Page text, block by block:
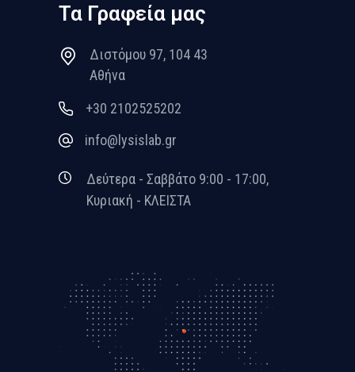
Τα Γραφεία μας
Διστόμου 97, 104 43
Αθήνα
+30 2102525202
info@lysislab.gr
Δεύτερα - Σαββάτο 9:00 - 17:00,
Κυριακή - ΚΛΕΙΣΤΑ